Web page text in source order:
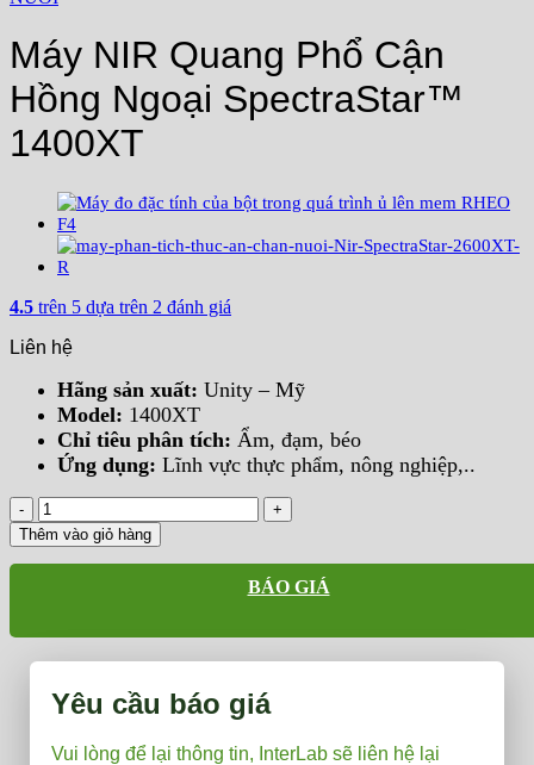
Máy NIR Quang Phổ Cận
Hồng Ngoại SpectraStar™
1400XT
4.5 trên 5 dựa trên 2 đánh giá
Liên hệ
Hãng sản xuất: Unity – Mỹ
Model: 1400XT
Chỉ tiêu phân tích: Ẩm, đạm, béo
Ứng dụng: Lĩnh vực thực phẩm, nông nghiệp,..
Máy
NIR
Quang
Phổ
Ngoại
số
lượng
Thêm vào giỏ hàng
BÁO GIÁ
Yêu cầu báo giá
Vui lòng để lại thông tin, InterLab sẽ liên hệ lại